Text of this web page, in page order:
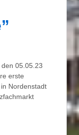
05.05.23
erste
in Nordenstadt